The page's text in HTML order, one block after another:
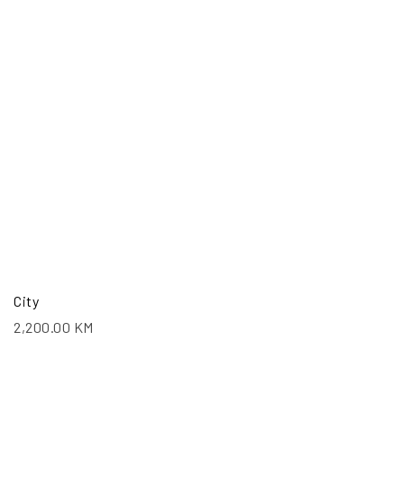
City
2,200.00 KM